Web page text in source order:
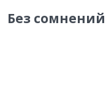
Без сомнений